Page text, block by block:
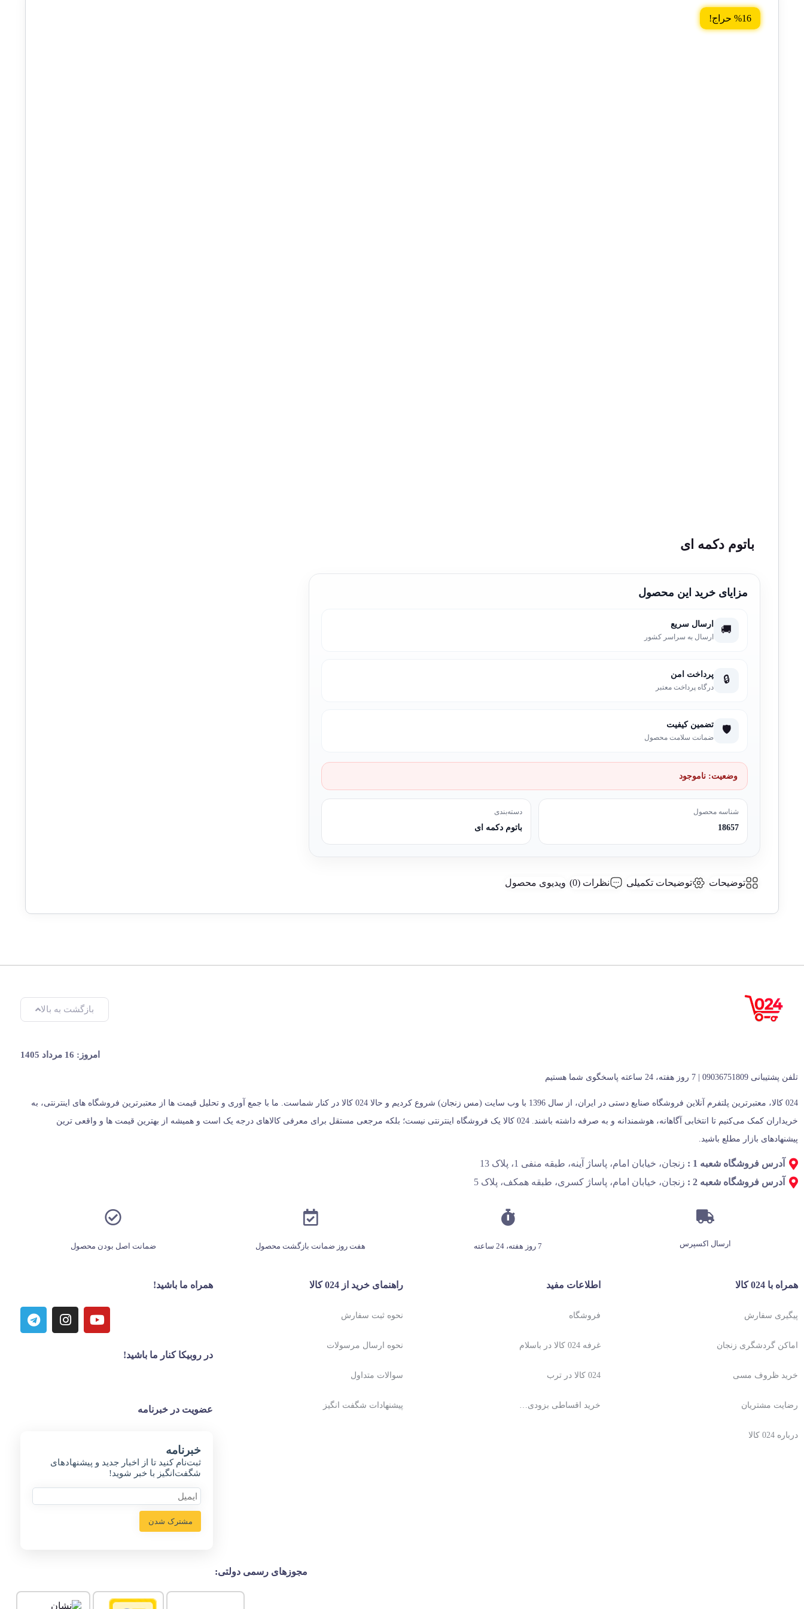
%16 حراج!
باتوم دکمه ای
مزایای خرید این محصول
🚚 ارسال سریع
ارسال به سراسر کشور
🔒 پرداخت امن
درگاه پرداخت معتبر
🛡️ تضمین کیفیت
ضمانت سلامت محصول
وضعیت: ناموجود
شناسه محصول
18657
دسته‌بندی
باتوم دکمه ای
توضیحات توضیحات تکمیلی نظرات (0) ویدیوی محصول
بازگشت به بالا
امروز: 16 مرداد 1405
تلفن پشتیبانی 09036751809 | 7 روز هفته، 24 ساعته پاسخگوی شما هستیم
024 کالا، معتبرترین پلتفرم آنلاین فروشگاه صنایع دستی در ایران، از سال 1396 با وب سایت (مس زنجان) شروع کردیم و حالا 024 کالا در کنار شماست. ما با جمع‌ آوری و تحلیل قیمت‌ ها از معتبرترین فروشگاه‌ های اینترنتی، به
خریداران کمک می‌کنیم تا انتخابی آگاهانه، هوشمندانه و به‌ صرفه داشته باشند. 024 کالا یک فروشگاه اینترنتی نیست؛ بلکه مرجعی مستقل برای معرفی کالاهای درجه یک است و همیشه از بهترین قیمت‌ ها و واقعی‌ ترین
پیشنهادهای بازار مطلع باشید.
آدرس فروشگاه شعبه 1 :
زنجان، خیابان امام، پاساژ آینه، طبقه منفی 1، پلاک 13
آدرس فروشگاه شعبه 2 :
زنجان، خیابان امام، پاساژ کسری، طبقه همکف، پلاک 5
ارسال اکسپرس 7 روز هفته، 24 ساعته هفت روز ضمانت بازگشت محصول ضمانت اصل بودن محصول
همراه با 024 کالا
پیگیری سفارش
اماکن گردشگری زنجان
خرید ظروف مسی
رضایت مشتریان
درباره 024 کالا
اطلاعات مفید
فروشگاه
غرفه 024 کالا در باسلام
024 کالا در ترب
خرید اقساطی بزودی…
راهنمای خرید از 024 کالا
نحوه ثبت سفارش
نحوه ارسال مرسولات
سوالات متداول
پیشنهادات شگفت انگیز
همراه ما باشید!
در روبیکا کنار ما باشید!
عضویت در خبرنامه
خبر‌نامه
ثبت‌نام کنید تا از اخبار جدید و پیشنهاد‌های
شگفت‌انگیز با خبر شوید!
مشترک شدن
مجوزهای رسمی دولتی: